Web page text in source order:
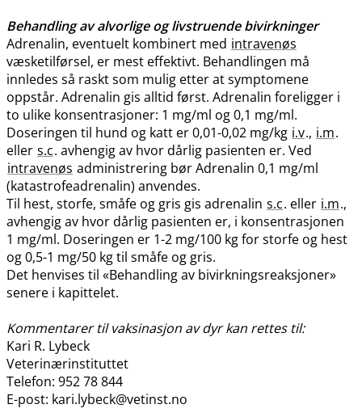
Behandling av alvorlige og livstruende bivirkninger
Adrenalin, eventuelt kombinert med intravenøs
væsketilførsel, er mest effektivt. Behandlingen må
innledes så raskt som mulig etter at symptomene
oppstår. Adrenalin gis alltid først. Adrenalin foreligger i
to ulike konsentrasjoner: 1 mg/ml og 0,1 mg​/​ml.
Doseringen til hund og katt er 0,01-0,02 mg/kg i.v., i.m.
eller s.c. avhengig av hvor dårlig pasienten er. Ved
intravenøs administrering bør Adrenalin 0,1 mg/ml
(katastrofeadrenalin) anvendes.
Til hest, storfe, småfe og gris gis adrenalin s.c. eller i.m.,
avhengig av hvor dårlig pasienten er, i konsentrasjonen
1 mg​/​ml. Doseringen er 1-2 mg/100 kg for storfe og hest
og 0,5-1 mg/50 kg til småfe og gris.
Det henvises til «Behandling av bivirkningsreaksjoner»
senere i kapittelet.
Kommentarer til vaksinasjon av dyr kan rettes til:
Kari R. Lybeck
Veterinærinstituttet
Telefon: 952 78 844
E-post: kari.lybeck@vetinst.no